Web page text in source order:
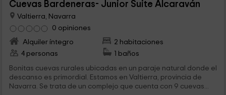
Cuevas Bardeneras- Junior Suite Alcaraván
Valtierra, Navarra
0 opiniones
Alquiler íntegro
2 habitaciones
4 personas
1 baños
Bonitas cuevas rurales ubicadas en un paraje natural donde el
descanso es primordial. Estamos en Valtierra, provincia de
Navarra. Se trata de un complejo que cuenta con 9 cuevas...